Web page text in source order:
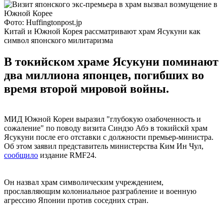
Фото: Huffingtonpost.jp
Китай и Южной Корея рассматривают храм Ясукуни как
символ японского милитаризма
В токийском храме Ясукуни поминают
два миллиона японцев, погибших во
время второй мировой войны.
МИД Южной Кореи выразил "глубокую озабоченность и
сожаление" по поводу визита Синдзо Абэ в токийскй храм
Ясукуни после его отставки с должности премьер-министра.
Об этом заявил представитель министерства Ким Ин Чул,
сообщило издание RMF24.
Он назвал храм символическим учреждением,
прославляющим колониальное разграбление и военную
агрессию Японии против соседних стран.